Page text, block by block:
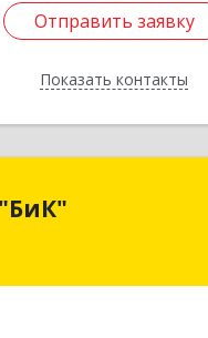
Отправить заявку
Показать контакты
Отправить заявку
Назад
обл, Бор